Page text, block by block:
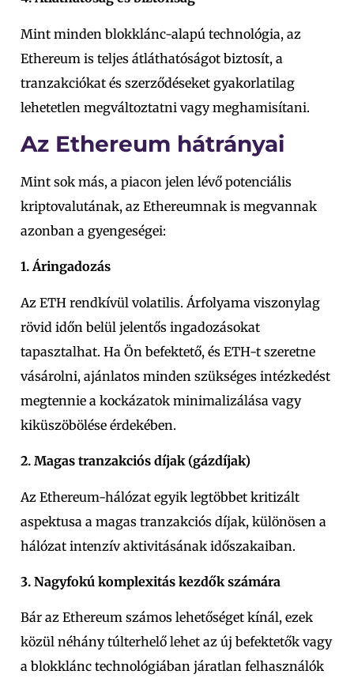
Mint minden blokklánc-alapú technológia, az
Ethereum is teljes átláthatóságot biztosít, a
tranzakciókat és szerződéseket gyakorlatilag
lehetetlen megváltoztatni vagy meghamisítani.
Az Ethereum hátrányai
Mint sok más, a piacon jelen lévő potenciális
kriptovalutának, az Ethereumnak is megvannak
azonban a gyengeségei:
1. Áringadozás
Az ETH rendkívül volatilis. Árfolyama viszonylag
rövid időn belül jelentős ingadozásokat
tapasztalhat. Ha Ön befektető, és ETH-t szeretne
vásárolni, ajánlatos minden szükséges intézkedést
megtennie a kockázatok minimalizálása vagy
kiküszöbölése érdekében.
2. Magas tranzakciós díjak (gázdíjak)
Az Ethereum-hálózat egyik legtöbbet kritizált
aspektusa a magas tranzakciós díjak, különösen a
hálózat intenzív aktivitásának időszakaiban.
3. Nagyfokú komplexitás kezdők számára
Bár az Ethereum számos lehetőséget kínál, ezek
közül néhány túlterhelő lehet az új befektetők vagy
a blokklánc technológiában járatlan felhasználók